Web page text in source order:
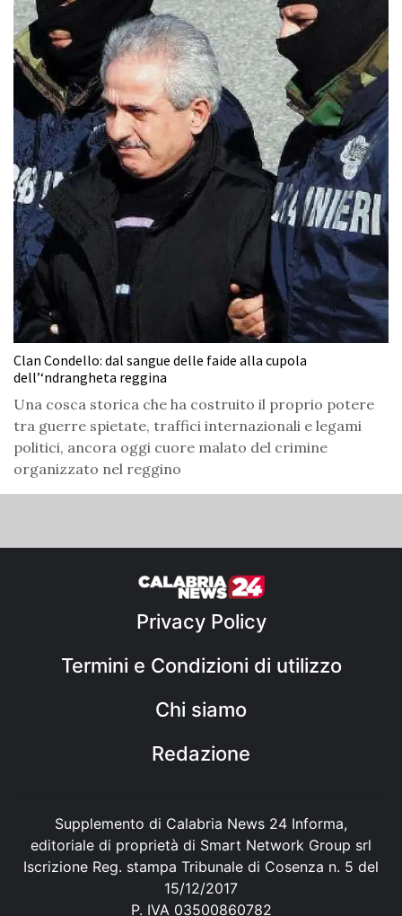
Clan Condello: dal sangue delle faide alla cupola
dell’‘ndrangheta reggina
Una cosca storica che ha costruito il proprio potere
tra guerre spietate, traffici internazionali e legami
politici, ancora oggi cuore malato del crimine
organizzato nel reggino
Privacy Policy
Termini e Condizioni di utilizzo
Chi siamo
Redazione
Supplemento di Calabria News 24 Informa,
editoriale di proprietà di Smart Network Group srl
Iscrizione Reg. stampa Tribunale di Cosenza n. 5 del
15/12/2017
P. IVA 03500860782